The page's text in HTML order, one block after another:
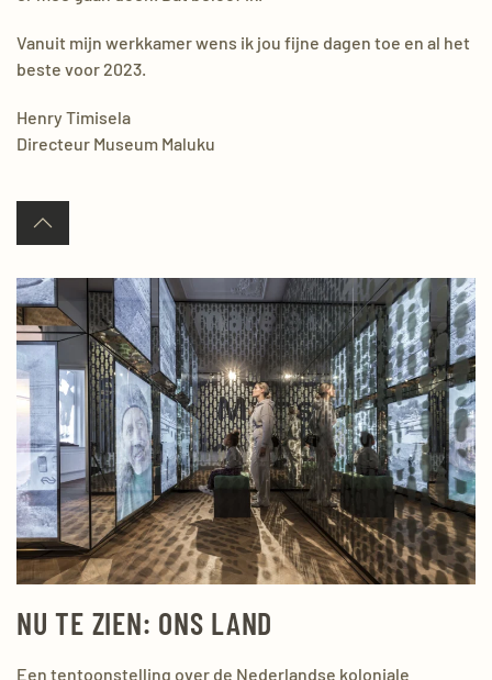
Vanuit mijn werkkamer wens ik jou fijne dagen toe en al het
beste voor 2023.
HenryTimisela
Directeur Museum Maluku
NU TE ZIEN: ONS LAND
Een tentoonstelling over de Nederlandse koloniale